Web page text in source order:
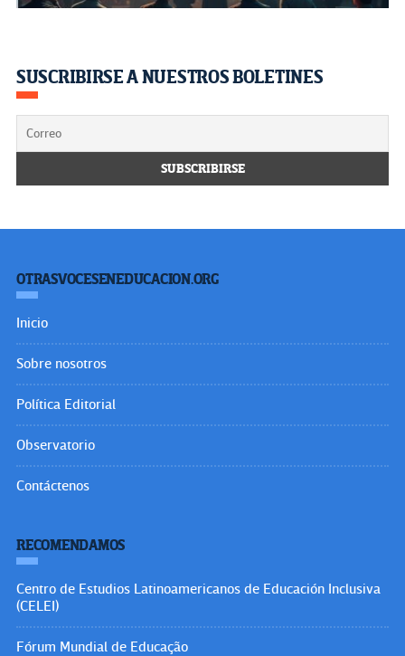
SUSCRIBIRSE A NUESTROS BOLETINES
OTRASVOCESENEDUCACION.ORG
Inicio
Sobre nosotros
Política Editorial
Observatorio
Contáctenos
RECOMENDAMOS
Centro de Estudios Latinoamericanos de Educación Inclusiva
(CELEI)
Fórum Mundial de Educação